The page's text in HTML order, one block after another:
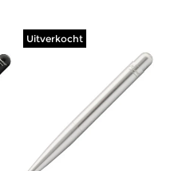
Uitverkocht